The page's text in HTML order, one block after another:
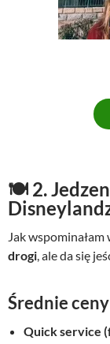
🍽️ 2.
Jak
drogi , ale da się
Średnie
Quick service